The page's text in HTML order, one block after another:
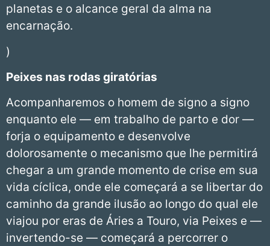
planetas e o alcance geral da alma na
encarnação.
)
Peixes nas rodas giratórias
Acompanharemos o homem de signo a signo
enquanto ele — em trabalho de parto e dor —
forja o equipamento e desenvolve
dolorosamente o mecanismo que lhe permitirá
chegar a um grande momento de crise em sua
vida cíclica, onde ele começará a se libertar do
caminho da grande ilusão ao longo do qual ele
viajou por eras de Áries a Touro, via Peixes e —
invertendo-se — começará a percorrer o